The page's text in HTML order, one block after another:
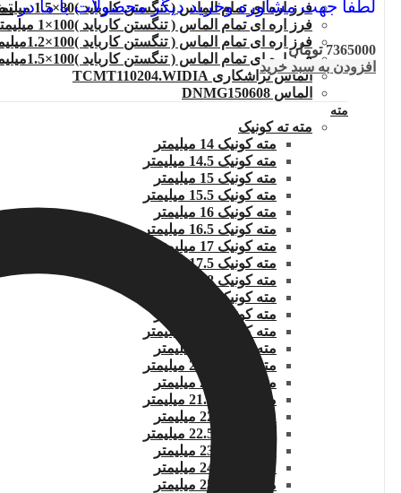
فرز اره ای تمام الماس ( تنگستن کارباید )80×1.5 میلیمتر
فرز اره ای تمام الماس ( تنگستن کارباید )100×1 میلیمتر
فرز اره ای تمام الماس ( تنگستن کارباید )100×1.2میلیمتر
فرز اره ای تمام الماس ( تنگستن کارباید )100×1.5میلیمتر
الماس تراشکاری TCMT110204.WIDIA
الماس DNMG150608
مته
مته ته کونیک
مته کونیک 14 میلیمتر
مته کونیک 14.5 میلیمتر
مته کونیک 15 میلیمتر
مته کونیک 15.5 میلیمتر
مته کونیک 16 میلیمتر
مته کونیک 16.5 میلیمتر
مته کونیک 17 میلیمتر
مته کونیک 17.5 میلیمتر
مته کونیک 18 میلیمتر
مته کونیک 18.5 میلیمتر
مته کونیک 19 میلیمتر
مته کونیک 19.5 میلیمتر
مته کونیک 20 میلیمتر
مته کونیک 20.5 میلیمتر
مته کونیک 21 میلیمتر
مته کونیک 21.5 میلیمتر
مته کونیک 22 میلیمتر
مته کونیک 24 میلیمتر
مته کونیک 25 میلیمتر
لطفا جهت مشاوره وخرید دیگر محصولات با ما در
7365000 تومان
افزودن به سبد خرید